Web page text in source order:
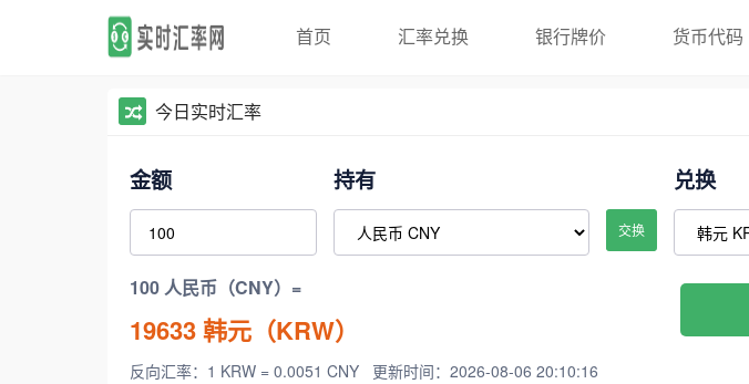
首页 汇率兑换 银行牌价 货币代码
今日实时汇率
金额 持有
交换
兑换
100 人民币（CNY）=
19633韩元（KRW）
反向汇率：1 KRW = 0.0051 CNY 更新时间：2026-08-06 20:10:16